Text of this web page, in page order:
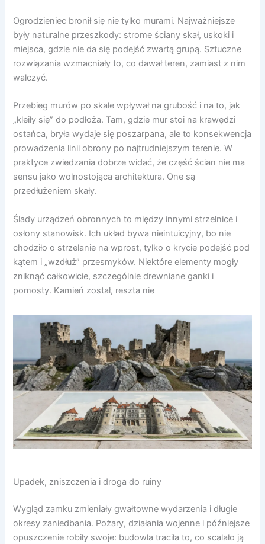
Ogrodzieniec bronił się nie tylko murami. Najważniejsze
były naturalne przeszkody: strome ściany skał, uskoki i
miejsca, gdzie nie da się podejść zwartą grupą. Sztuczne
rozwiązania wzmacniały to, co dawał teren, zamiast z nim
walczyć.
Przebieg murów po skale wpływał na grubość i na to, jak
„kleiły się” do podłoża. Tam, gdzie mur stoi na krawędzi
ostańca, bryła wydaje się poszarpana, ale to konsekwencja
prowadzenia linii obrony po najtrudniejszym terenie. W
praktyce zwiedzania dobrze widać, że część ścian nie ma
sensu jako wolnostojąca architektura. One są
przedłużeniem skały.
Ślady urządzeń obronnych to między innymi strzelnice i
osłony stanowisk. Ich układ bywa nieintuicyjny, bo nie
chodziło o strzelanie na wprost, tylko o krycie podejść pod
kątem i „wzdłuż” przesmyków. Niektóre elementy mogły
zniknąć całkowicie, szczególnie drewniane ganki i
pomosty. Kamień został, reszta nie
Upadek, zniszczenia i droga do ruiny
Wygląd zamku zmieniały gwałtowne wydarzenia i długie
okresy zaniedbania. Pożary, działania wojenne i późniejsze
opuszczenie robiły swoje: budowla traciła to, co scalało ją